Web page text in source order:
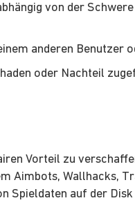
von der
anderen Benutzer
oder Nachteil
Vorteil zu
Wallhacks,
Spieldaten auf der